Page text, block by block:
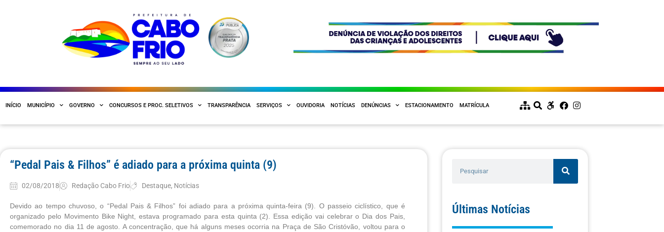
INÍCIO MUNICÍPIO GOVERNO CONCURSOS E PROC. SELETIVOS TRANSPARÊNCIA SERVIÇOS OUVIDORIA NOTÍCIAS DENÚNCIAS ESTACIONAMENTO MATRÍCULA
“Pedal Pais & Filhos” é adiado para a próxima quinta (9)
02/08/2018 Redação Cabo Frio Destaque, Notícias
Devido ao tempo chuvoso, o “Pedal Pais & Filhos” foi adiado para a próxima quinta-feira (9). O passeio ciclístico, que é
organizado pelo Movimento Bike Night, estava programado para esta quinta (2). Essa edição vai celebrar o Dia dos Pais,
comemorado no dia 11 de agosto. A concentração, que há alguns meses ocorria na Praça de São Cristóvão, voltou para o
Últimas Notícias